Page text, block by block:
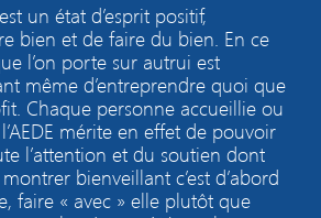
est un état d’esprit positif,
bien et de faire du bien. En ce
l’on porte sur autrui est
même d’entreprendre quoi que
Chaque personne accueillie ou
mérite en effet de pouvoir
l’attention et du soutien dont
bienveillant c’est d’abord
faire « avec » elle plutôt que